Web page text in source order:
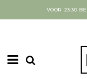
VOOR 23:30